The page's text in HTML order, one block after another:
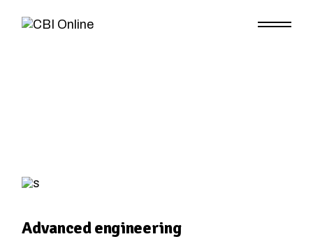
Advanced engineering